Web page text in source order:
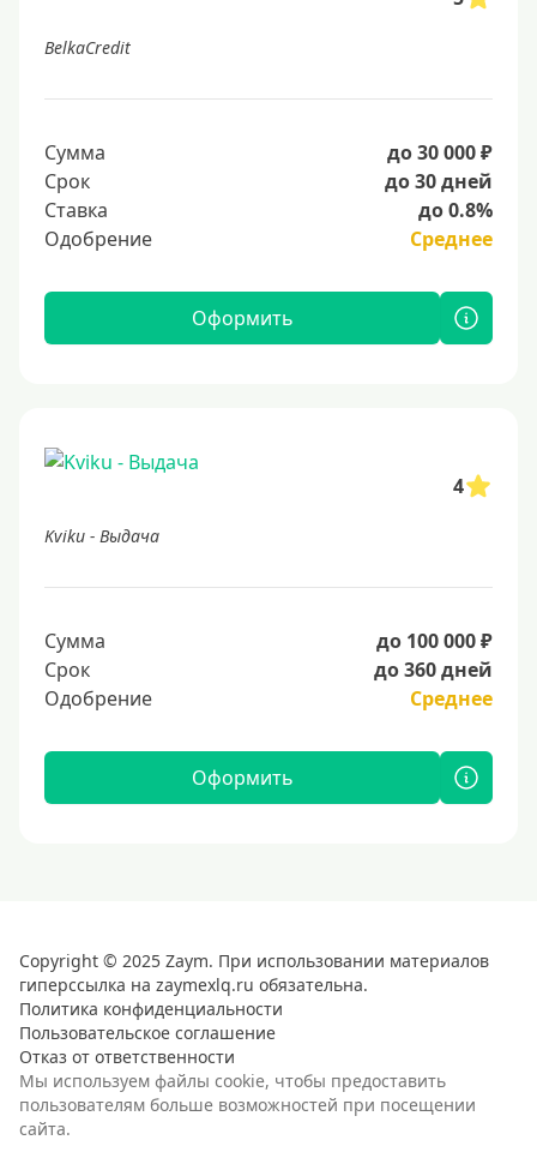
BelkaCredit
Сумма
до 30 000 ₽
Срок
до 30 дней
Ставка
до 0.8%
Одобрение
Среднее
Оформить
4
Kviku - Выдача
Сумма
до 100 000 ₽
Срок
до 360 дней
Одобрение
Среднее
Оформить
Copyright © 2025 Zaym. При использовании материалов
гиперссылка на zaymexlq.ru обязательна.
Политика конфиденциальности
Пользовательское соглашение
Отказ от ответственности
Мы используем файлы cookie, чтобы предоставить
пользователям больше возможностей при посещении
сайта.